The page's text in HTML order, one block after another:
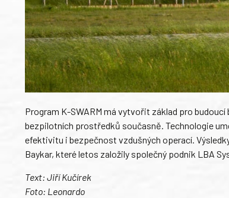
Program K-SWARM má vytvořit základ pro
bezpilotních prostředků současně. Technologie
efektivitu i bezpečnost vzdušných operací.
Baykar, které letos založily společný podnik LBA
Text: Jiří Kučírek
Foto: Leonardo